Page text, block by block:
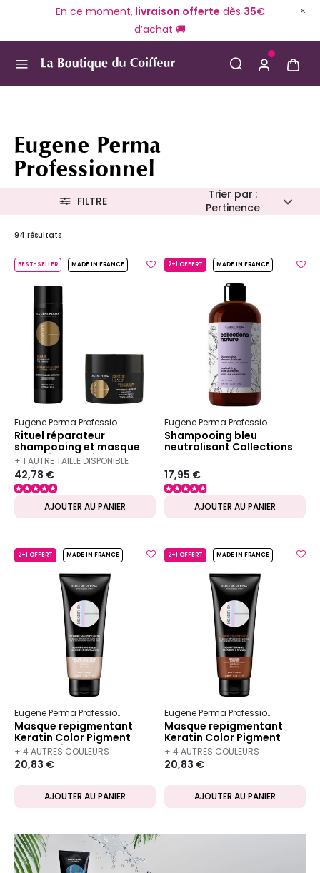
En ce moment,livraison offerte dès 35€
d’achat 🚚
Eugene Perma
Professionnel
Trier par :
Pertinence
FILTRE
94 résultats
BEST-SELLER MADE IN FRANCE
Eugene Perma Professionnel Essentiel Keratin
Rituel réparateur
shampooing et masque
Essentiel Keratin
shampooing 250ml +
masque 150ml
+ 1 AUTRE TAILLE DISPONIBLE
42,78 €
AJOUTER AU PANIER
2+1 OFFERT MADE IN FRANCE
Eugene Perma Professionnel
Shampooing bleu
neutralisant Collections
17,95 €
AJOUTER AU PANIER
2+1 OFFERT MADE IN FRANCE
Eugene Perma Professionnel Essentiel Keratin Color
Masque repigmentant
Keratin Color Pigment
blond beige
+ 4 AUTRES COULEURS
DISPONIBLES
20,83 €
AJOUTER AU PANIER
2+1 OFFERT MADE IN FRANCE
Eugene Perma Professionnel
Masque repigmentant
Keratin Color Pigment
marron
+ 4 AUTRES COULEURS
DISPONIBLES
20,83 €
AJOUTER AU PANIER